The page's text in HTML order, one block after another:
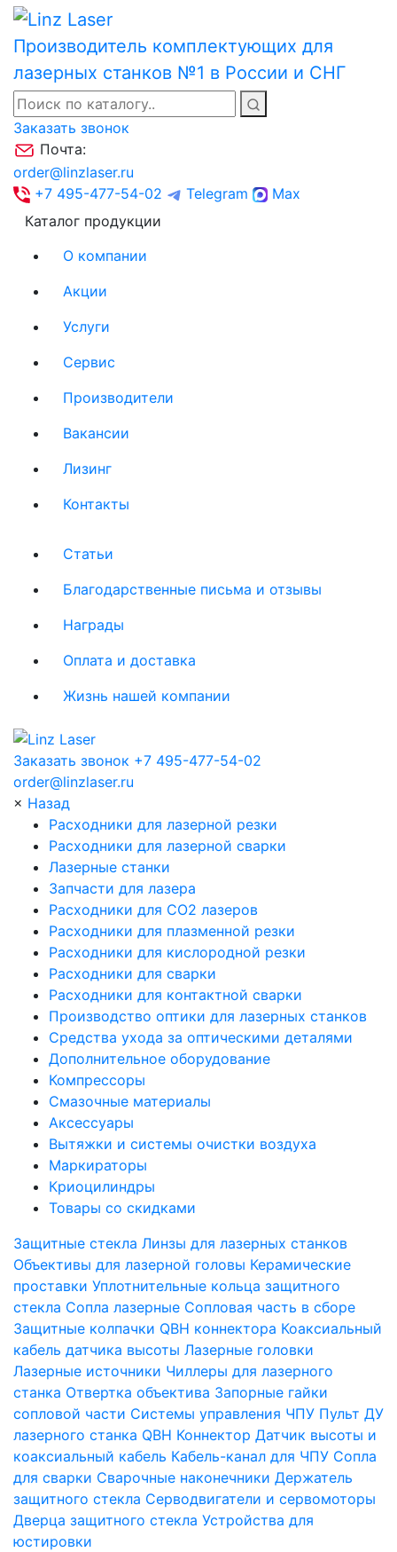
Производитель комплектующих для
лазерных станков №1 в России и СНГ
Заказать звонок
Почта:
order@linzlaser.ru
+7 495-477-54-02
Telegram
Max
Каталог продукции
О компании
Акции
Услуги
Сервис
Производители
Вакансии
Лизинг
Контакты
Статьи
Благодарственные письма и отзывы
Награды
Оплата и доставка
Жизнь нашей компании
Заказать звонок +7 495-477-54-02
order@linzlaser.ru
× Назад
Расходники для лазерной резки
Расходники для лазерной сварки
Лазерные станки
Запчасти для лазера
Расходники для СО2 лазеров
Расходники для плазменной резки
Расходники для кислородной резки
Расходники для сварки
Расходники для контактной сварки
Производство оптики для лазерных станков
Средства ухода за оптическими деталями
Дополнительное оборудование
Компрессоры
Смазочные материалы
Аксессуары
Вытяжки и системы очистки воздуха
Маркираторы
Криоцилиндры
Товары со скидками
Защитные стекла Линзы для лазерных станков
Объективы для лазерной головы Керамические
проставки Уплотнительные кольца защитного
стекла Сопла лазерные Сопловая часть в сборе
Защитные колпачки QBH коннектора Коаксиальный
кабель датчика высоты Лазерные головки
Лазерные источники Чиллеры для лазерного
станка Отвертка объектива Запорные гайки
сопловой части Системы управления ЧПУ Пульт ДУ
лазерного станка QBH Коннектор Датчик высоты и
коаксиальный кабель Кабель-канал для ЧПУ Сопла
для сварки Сварочные наконечники Держатель
защитного стекла Серводвигатели и сервомоторы
Дверца защитного стекла Устройства для
юстировки